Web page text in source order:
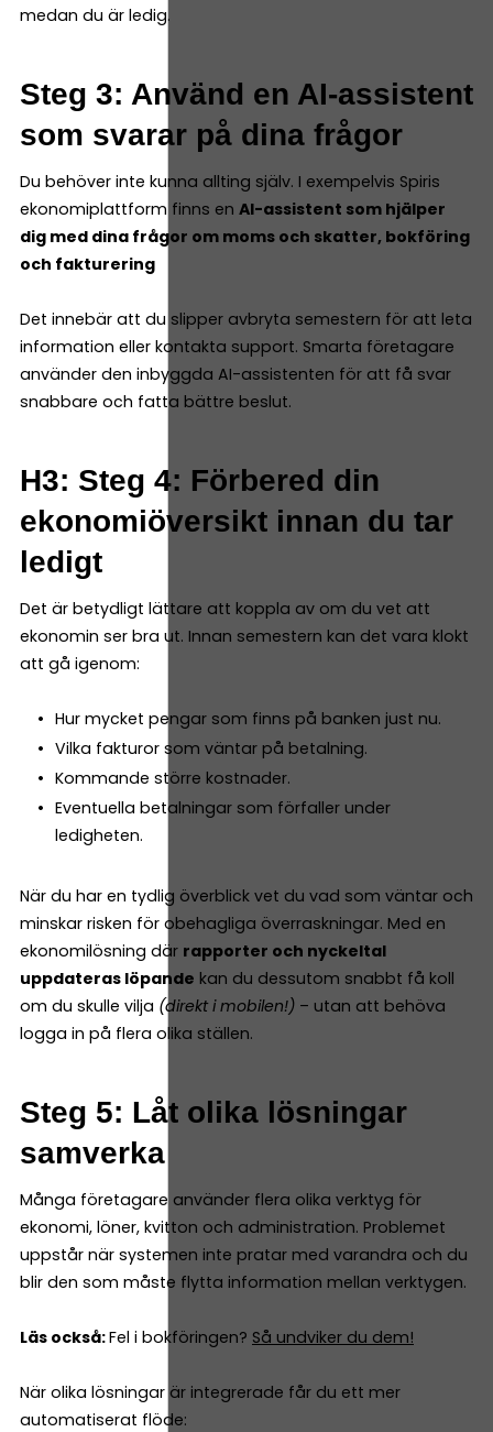
medan du är ledig.
Steg 3: Använd en AI-assistent
som svarar på dina frågor
Du behöver inte kunna allting själv. I exempelvis Spiris
ekonomiplattform finns en AI-assistent som hjälper
dig med dina frågor om moms och skatter, bokföring
och fakturering
Det innebär att du slipper avbryta semestern för att leta
information eller kontakta support. Smarta företagare
använder den inbyggda AI-assistenten för att få svar
snabbare och fatta bättre beslut.
H3: Steg 4: Förbered din
ekonomiöversikt innan du tar
ledigt
Det är betydligt lättare att koppla av om du vet att
ekonomin ser bra ut. Innan semestern kan det vara klokt
att gå igenom:
Hur mycket pengar som finns på banken just nu.
Vilka fakturor som väntar på betalning.
Kommande större kostnader.
Eventuella betalningar som förfaller under
ledigheten.
När du har en tydlig överblick vet du vad som väntar och
minskar risken för obehagliga överraskningar. Med en
ekonomilösning där rapporter och nyckeltal
uppdateras löpande kan du dessutom snabbt få koll
om du skulle vilja (direkt i mobilen!) – utan att behöva
logga in på flera olika ställen.
Steg 5: Låt olika lösningar
samverka
Många företagare använder flera olika verktyg för
ekonomi, löner, kvitton och administration. Problemet
uppstår när systemen inte pratar med varandra och du
blir den som måste flytta information mellan verktygen.
Läs också:Fel i bokföringen? Så undviker du dem!
När olika lösningar är integrerade får du ett mer
automatiserat flöde: